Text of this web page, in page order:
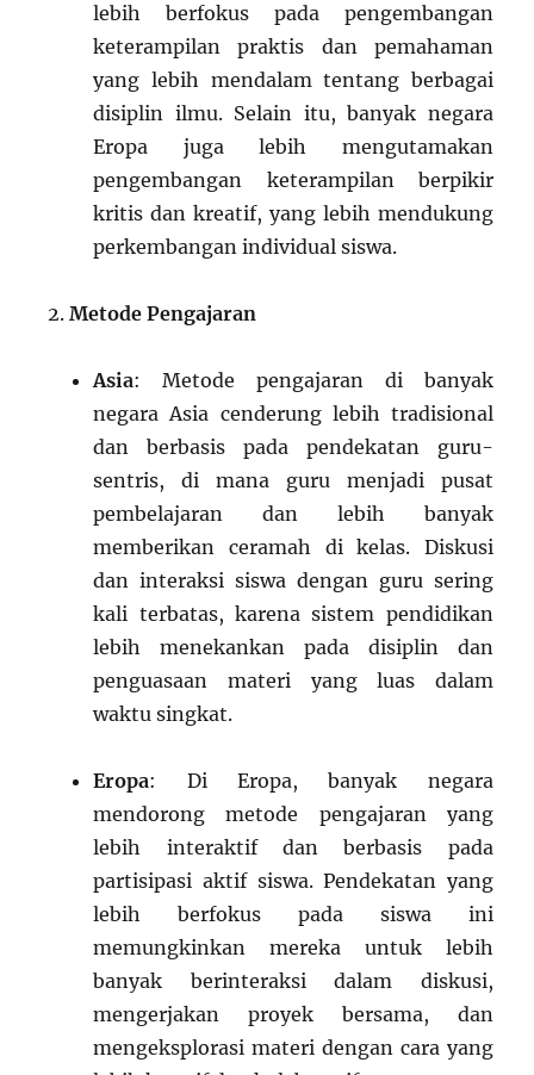
lebih berfokus pada pengembangan
keterampilan praktis dan pemahaman
yang lebih mendalam tentang berbagai
disiplin ilmu. Selain itu, banyak negara
Eropa juga lebih mengutamakan
pengembangan keterampilan berpikir
kritis dan kreatif, yang lebih mendukung
perkembangan individual siswa.
Metode Pengajaran
Asia: Metode pengajaran di banyak
negara Asia cenderung lebih tradisional
dan berbasis pada pendekatan guru-
sentris, di mana guru menjadi pusat
pembelajaran dan lebih banyak
memberikan ceramah di kelas. Diskusi
dan interaksi siswa dengan guru sering
kali terbatas, karena sistem pendidikan
lebih menekankan pada disiplin dan
penguasaan materi yang luas dalam
waktu singkat.
Eropa: Di Eropa, banyak negara
mendorong metode pengajaran yang
lebih interaktif dan berbasis pada
partisipasi aktif siswa. Pendekatan yang
lebih berfokus pada siswa ini
memungkinkan mereka untuk lebih
banyak berinteraksi dalam diskusi,
mengerjakan proyek bersama, dan
mengeksplorasi materi dengan cara yang